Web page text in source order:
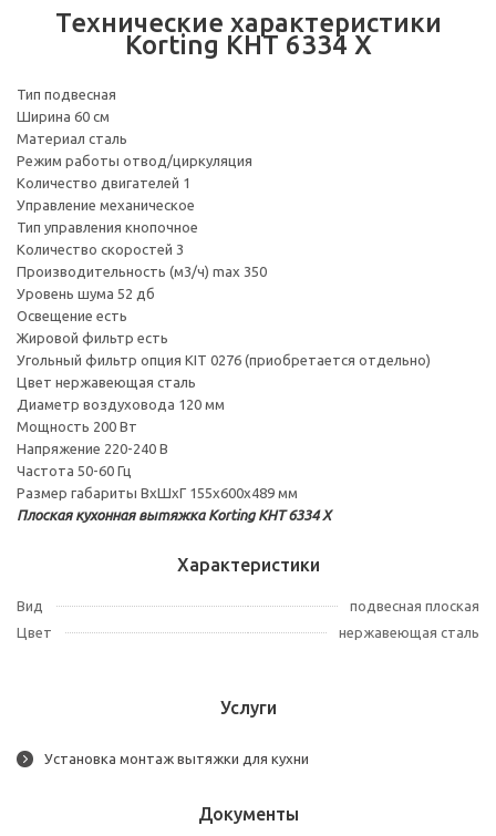
Технические характеристики
Korting KHT 6334 X
Тип подвесная
Ширина 60 см
Материал сталь
Режим работы отвод/циркуляция
Количество двигателей 1
Управление механическое
Тип управления кнопочное
Количество скоростей 3
Производительность (м3/ч) max 350
Уровень шума 52 дб
Освещение есть
Жировой фильтр есть
Угольный фильтр опция KIT 0276 (приобретается отдельно)
Цвет нержавеющая сталь
Диаметр воздуховода 120 мм
Мощность 200 Вт
Напряжение 220-240 В
Частота 50-60 Гц
Размер габариты ВхШхГ 155х600х489 мм
Плоская кухонная вытяжка Korting KHT 6334 X
Характеристики
Вид
подвесная плоская
Цвет
нержавеющая сталь
Услуги
Установка монтаж вытяжки для кухни
Документы